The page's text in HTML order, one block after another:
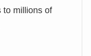
to millions of